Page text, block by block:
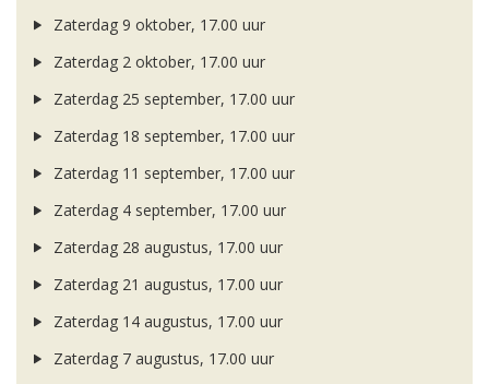
Zaterdag 9 oktober, 17.00 uur
Zaterdag 2 oktober, 17.00 uur
Zaterdag 25 september, 17.00 uur
Zaterdag 18 september, 17.00 uur
Zaterdag 11 september, 17.00 uur
Zaterdag 4 september, 17.00 uur
Zaterdag 28 augustus, 17.00 uur
Zaterdag 21 augustus, 17.00 uur
Zaterdag 14 augustus, 17.00 uur
Zaterdag 7 augustus, 17.00 uur